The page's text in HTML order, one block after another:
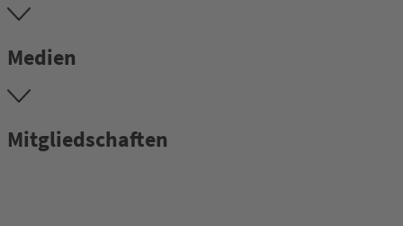
Medien
Mitgliedschaften